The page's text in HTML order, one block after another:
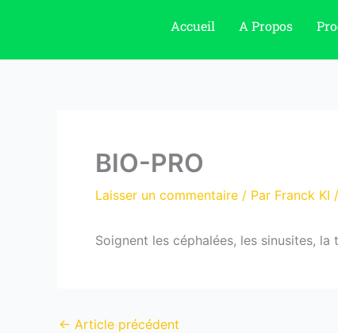
Accueil A Propos
BIO-PRO
Laisser un commentaire / Par Franck KI /
Soignent les céphalées, les sinusites,
← Article précédent